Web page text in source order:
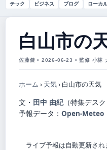
テック ビジネス ブログ ローカ
白山市の
佐藤健 • 2026-06-23 • 監修 小林
ホーム › 天気› 白山市の天気
文・ 田中 由紀（特集デスク
予報データ： Open-Meteo
ライブ予報は自動更新さ